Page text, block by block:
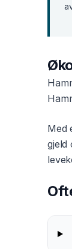
Med
gjeld